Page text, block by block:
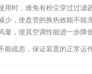
时，难免有粉尘穿过过滤
，使盘管的换热效能不能
量，使其空调性能进一步降低
疏忽，保证装置的正常运